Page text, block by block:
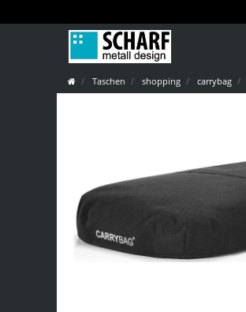
Taschen shopping carrybag